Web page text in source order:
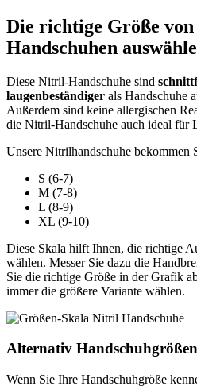
Die richtige Größe
Handschuhen
Diese Nitril-Handschuhe sind
laugenbeständiger als Handschuhe
Außerdem sind keine allergischen
die Nitril-Handschuhe auch ideal für
Unsere Nitrilhandschuhe bekommen
S (6-7)
M (7-8)
L (8-9)
XL (9-10)
Diese Skala hilft Ihnen, die richtige
wählen. Messer Sie dazu die
Sie die richtige Größe in der Grafik
immer die größere Variante wählen.
Alternativ
Wenn Sie Ihre Handschuhgröße